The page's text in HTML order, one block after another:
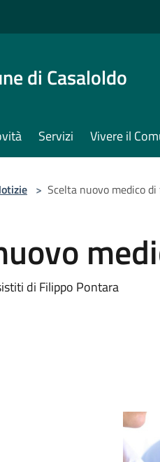
di Casaloldo
Servizi Vivere il
> Scelta nuovo medico
di Filippo Pontara